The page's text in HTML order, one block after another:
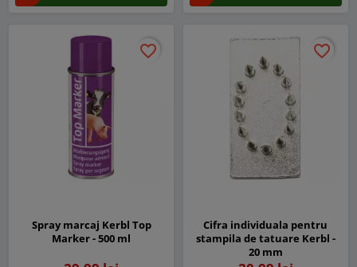
favorite_border
favorite_border
Spray marcaj Kerbl Top
Marker - 500 ml
favorite_border
favorite_border
Cifra individuala pentru
stampila de tatuare Kerbl -
20 mm